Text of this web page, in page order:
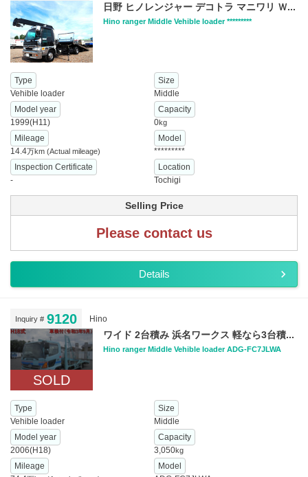
日野 ヒノレンジャー デコトラ マニワリ Ｗ...
Hino ranger Middle Vehible loader *********
Type
Vehible loader
Size
Middle
Model year
1999(H11)
Capacity
0kg
Mileage
14.4万km (Actual mileage)
Model
*********
Inspection Certificate
-
Location
Tochigi
Selling Price
Please contact us
Details
Inquiry # 9120 Hino
SOLD
ワイド 2台積み 浜名ワークス 軽なら3台積...
Hino ranger Middle Vehible loader ADG-FC7JLWA
Type
Vehible loader
Size
Middle
Model year
2006(H18)
Capacity
3,050kg
Mileage
Model